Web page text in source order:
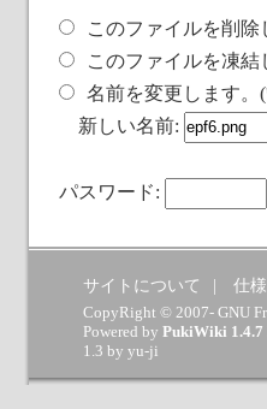
このファイルを削
このファイルを凍
名前を変更します。
新しい名前:
パスワード:
サイトについて 仕様
CopyRight © 2007- GNU
Powered by PukiWiki 1.4.7
1.3 by yu-ji